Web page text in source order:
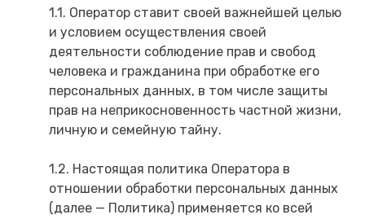
1.1. Оператор ставит своей важнейшей целью
и условием осуществления своей
деятельности соблюдение прав и свобод
человека и гражданина при обработке его
персональных данных, в том числе защиты
прав на неприкосновенность частной жизни,
личную и семейную тайну.
1.2. Настоящая политика Оператора в
отношении обработки персональных данных
(далее — Политика) применяется ко всей